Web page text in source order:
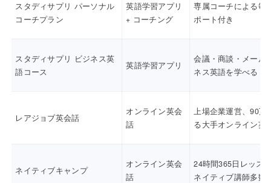
スタディサプリ パーソナル
コーチプラン
英語学習アプリ
+ コーチング
専属コーチによる毎
ポート付き
スタディサプリ ビジネス英
語コース
英語学習アプリ
会議・商談・メール
ネス英語を学べる
レアジョブ英会話
オンライン英会
話
上場企業運営、90万
る大手オンライン英
ネイティブキャンプ
オンライン英会
話
24時間365日レッス
ネイティブ講師多数